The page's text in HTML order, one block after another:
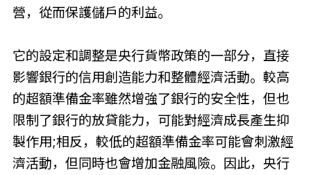
營，從而保護儲戶的利益。
它的設定和調整是央行貨幣政策的一部分，直接
影響銀行的信用創造能力和整體經濟活動。較高
的超額準備金率雖然增強了銀行的安全性，但也
限制了銀行的放貸能力，可能對經濟成長產生抑
製作用;相反，較低的超額準備金率可能會刺激經
濟活動，但同時也會增加金融風險。因此，央行